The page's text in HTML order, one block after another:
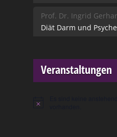
Prof. Dr. Ingrid
Diät Darm und
Veranstaltungen
Hinweis